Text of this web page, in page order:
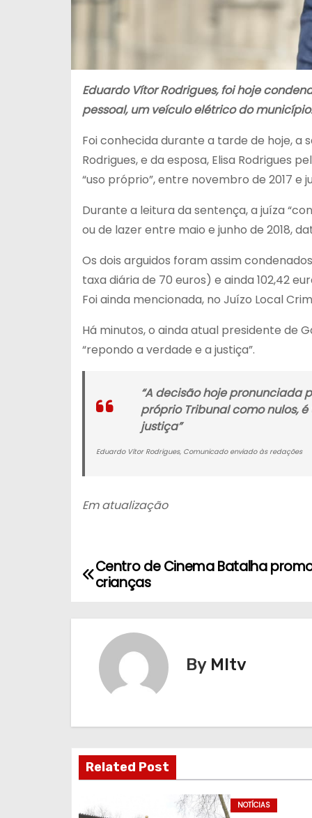
Eduardo Vítor Rodrigues, foi hoje
pessoal, um veículo elétrico do município.
Foi conhecida durante a tarde de hoje, a
Rodrigues, e da esposa, Elisa Rodrigues
“uso próprio”, entre novembro de 2017 e
Durante a leitura da sentença, a juíza
ou de lazer entre maio e junho de 2018,
Os dois arguidos foram assim
taxa diária de 70 euros) e ainda 102,42
Foi ainda mencionada, no Juízo Local
Há minutos, o ainda atual presidente de
“repondo a verdade e a justiça”.
“A decisão hoje pronunciada
próprio Tribunal como nulos,
justiça”
Eduardo Vítor Rodrigues, Comunicado enviado às redações
Em atualização
N
ç
ã
o
Centro de Cinema Batalha
crianças
By MItv
Related Post
NOTÍCIAS